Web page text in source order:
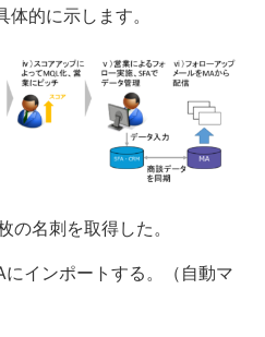
的に示します。
の名刺を取得した。
インポートする。（自動マ